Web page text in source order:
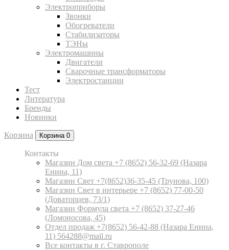
Электроприборы
Звонки
Обогреватели
Стабилизаторы
ТЭНы
Электромашины
Двигатели
Сварочные трансформаторы
Электростанции
Тест
Литература
Бренды
Новинки
Корзина Корзина 0
Контакты
Магазин Дом света +7 (8652) 56-32-69 (Назара
Енина, 11)
Магазин Свет +7(8652)36-35-45 (Трунова, 100)
Магазин Свет в интерьере +7 (8652) 77-00-50
(Доваторцев, 73/1)
Магазин Формула света +7 (8652) 37-27-46
(Ломоносова, 45)
Отдел продаж +7(8652) 56-42-88 (Назара Енина,
11) 564288@mail.ru
Все контакты в г. Ставрополе